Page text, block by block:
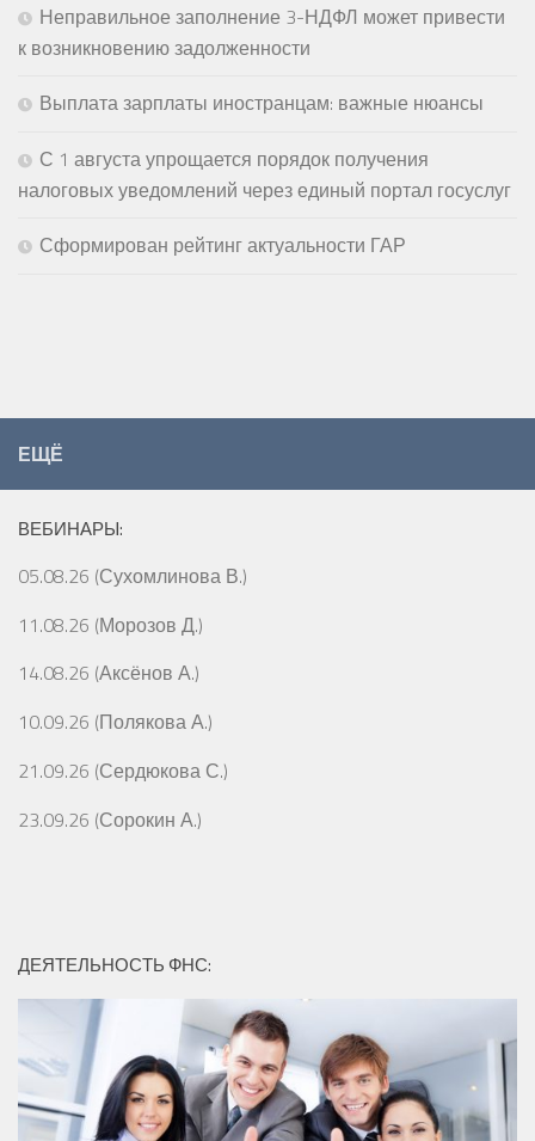
Неправильное заполнение 3-НДФЛ может привести
к возникновению задолженности
Выплата зарплаты иностранцам: важные нюансы
С 1 августа упрощается порядок получения
налоговых уведомлений через единый портал госуслуг
Сформирован рейтинг актуальности ГАР
ЕЩЁ
ВЕБИНАРЫ:
05.08.26 (Сухомлинова В.)
11.08.26 (Морозов Д.)
14.08.26 (Аксёнов А.)
10.09.26 (Полякова А.)
21.09.26 (Сердюкова С.)
23.09.26 (Сорокин А.)
ДЕЯТЕЛЬНОСТЬ ФНС: